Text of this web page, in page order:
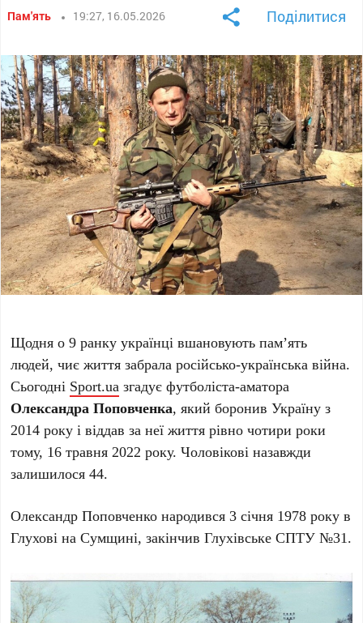
Пам'ять 19:27, 16.05.2026 Поділитися
Щодня о 9 ранку українці вшановують пам’ять
людей, чиє життя забрала російсько-українська війна.
Сьогодні Sport.ua згадує футболіста-аматора
Олександра Поповченка, який боронив Україну з
2014 року і віддав за неї життя рівно чотири роки
тому, 16 травня 2022 року. Чоловікові назавжди
залишилося 44.
Олександр Поповченко народився 3 січня 1978 року в
Глухові на Сумщині, закінчив Глухівське СПТУ №31.